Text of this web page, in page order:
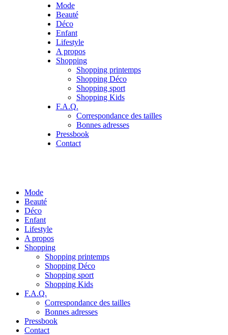
Mode
Beauté
Déco
Enfant
Lifestyle
A propos
Shopping
Shopping printemps
Shopping Déco
Shopping sport
Shopping Kids
F.A.Q.
Correspondance des tailles
Bonnes adresses
Pressbook
Contact
Mode
Beauté
Déco
Enfant
Lifestyle
A propos
Shopping
Shopping printemps
Shopping Déco
Shopping sport
Shopping Kids
F.A.Q.
Correspondance des tailles
Bonnes adresses
Pressbook
Contact